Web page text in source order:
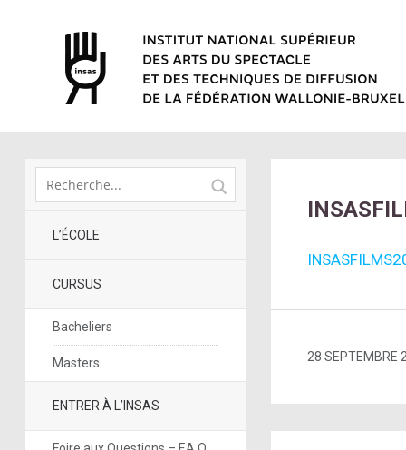
L’ÉCOLE
CURSUS
Bacheliers
Masters
ENTRER À L’INSAS
28 SEPTEMBRE